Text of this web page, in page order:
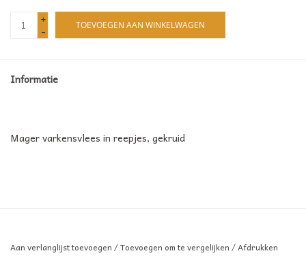
+
-
TOEVOEGEN AAN WINKELWAGEN
Informatie
Mager varkensvlees in reepjes, gekruid
Aan verlanglijst toevoegen /Toevoegen om te vergelijken /Afdrukken